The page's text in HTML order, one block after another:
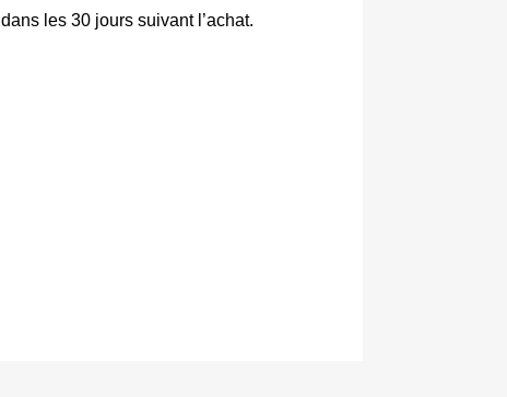
dans les 30 jours suivant l’achat.